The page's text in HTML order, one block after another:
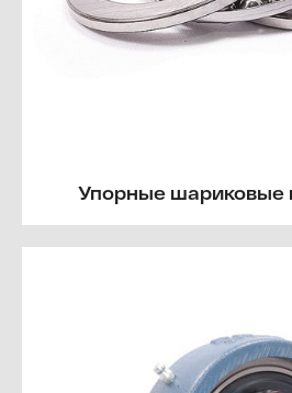
Упорные шариковые